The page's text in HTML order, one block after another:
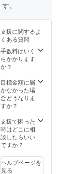
す。
支援に関するよ
くある質問
手数料はいく
らかかります
か？
目標金額に届
かなかった場
合どうなりま
すか？
支援で困った
時はどこに相
談したらいい
ですか？
ヘルプページを
見る